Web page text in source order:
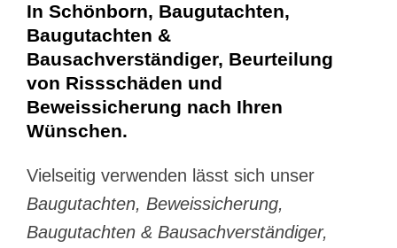
In Schönborn, Baugutachten,
Baugutachten &
Bausachverständiger, Beurteilung
von Rissschäden und
Beweissicherung nach Ihren
Wünschen.
Vielseitig verwenden lässt sich unser
Baugutachten, Beweissicherung,
Baugutachten & Bausachverständiger,